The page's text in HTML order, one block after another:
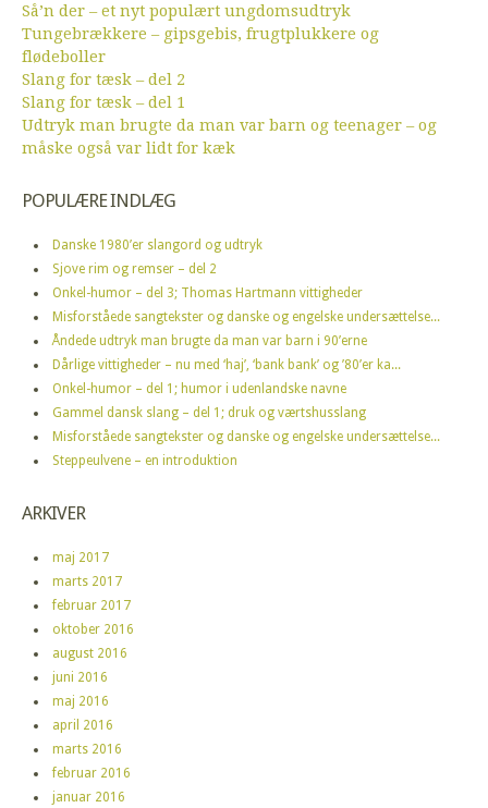
Så’n der – et nyt populært ungdomsudtryk
Tungebrækkere – gipsgebis, frugtplukkere og
flødeboller
Slang for tæsk – del 2
Slang for tæsk – del 1
Udtryk man brugte da man var barn og teenager – og
måske også var lidt for kæk
POPULÆRE INDLÆG
Danske 1980’er slangord og udtryk
Sjove rim og remser – del 2
Onkel-humor – del 3; Thomas Hartmann vittigheder
Misforståede sangtekster og danske og engelske undersættelse...
Åndede udtryk man brugte da man var barn i 90’erne
Dårlige vittigheder – nu med ‘haj’, ‘bank bank’ og ’80’er ka...
Onkel-humor – del 1; humor i udenlandske navne
Gammel dansk slang – del 1; druk og værtshusslang
Misforståede sangtekster og danske og engelske undersættelse...
Steppeulvene – en introduktion
ARKIVER
maj 2017
marts 2017
februar 2017
oktober 2016
august 2016
juni 2016
maj 2016
april 2016
marts 2016
februar 2016
januar 2016